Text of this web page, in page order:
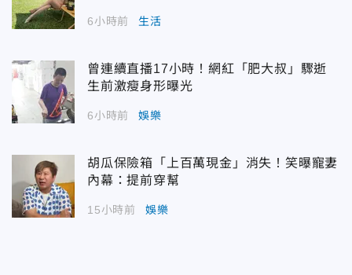
6小時前 生活
曾連續直播17小時！網紅「肥大叔」驟逝
生前激瘦身形曝光
6小時前 娛樂
胡瓜保險箱「上百萬現金」消失！笑曝寵妻
內幕：提前穿幫
15小時前 娛樂